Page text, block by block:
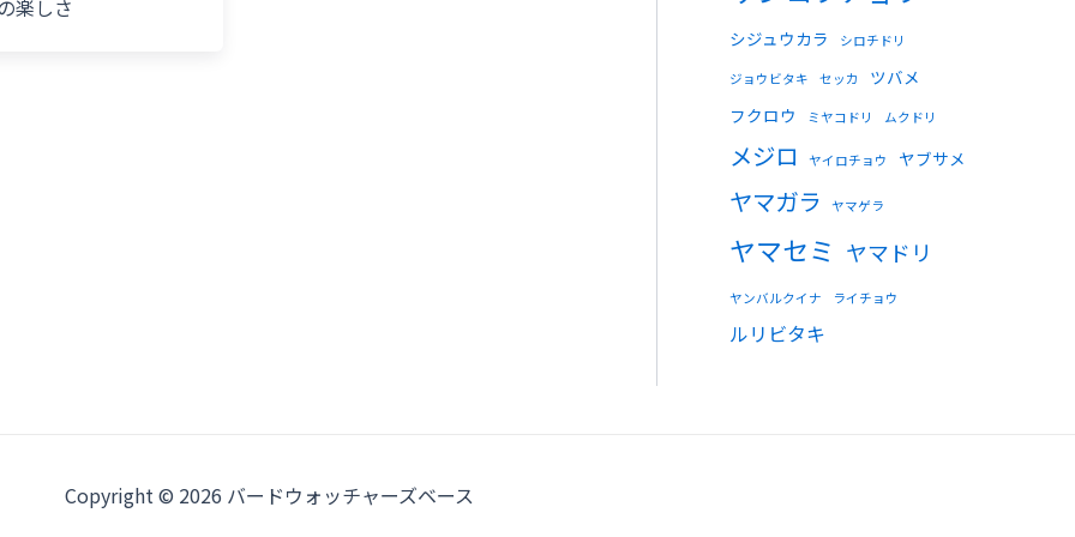
楽しさ
シジュウカラ シロチドリ
ジョウビタキ セッカ
ツバメ
フクロウ
ミヤコドリ ムクドリ
メジロ ヤイロチョウ ヤブサメ
ヤマガラ ヤマゲラ
ヤマセミ ヤマドリ
ヤンバルクイナ ライチョウ
ルリビタキ
Copyright © 2026 バードウォッチャーズベース